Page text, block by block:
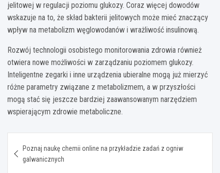
jelitowej w regulacji poziomu glukozy. Coraz więcej dowodów
wskazuje na to, że skład bakterii jelitowych może mieć znaczący
wpływ na metabolizm węglowodanów i wrażliwość insulinową.
Rozwój technologii osobistego monitorowania zdrowia również
otwiera nowe możliwości w zarządzaniu poziomem glukozy.
Inteligentne zegarki i inne urządzenia ubieralne mogą już mierzyć
różne parametry związane z metabolizmem, a w przyszłości
mogą stać się jeszcze bardziej zaawansowanym narzędziem
wspierającym zdrowie metaboliczne.
wpisu
Poznaj naukę chemii online na przykładzie zadań z ogniw
galwanicznych